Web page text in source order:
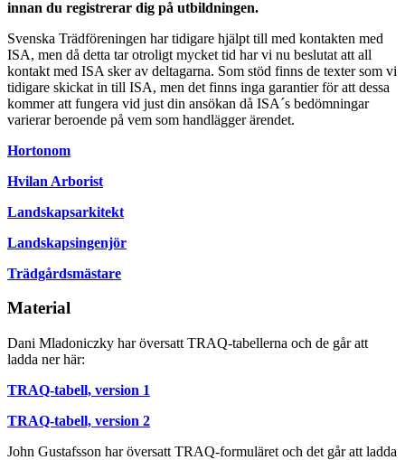
innan du registrerar dig på utbildningen.
Svenska Trädföreningen har tidigare hjälpt till med kontakten med
ISA, men då detta tar otroligt mycket tid har vi nu beslutat att all
kontakt med ISA sker av deltagarna. Som stöd finns de texter som vi
tidigare skickat in till ISA, men det finns inga garantier för att dessa
kommer att fungera vid just din ansökan då ISA´s bedömningar
varierar beroende på vem som handlägger ärendet.
Hortonom
Hvilan Arborist
Landskapsarkitekt
Landskapsingenjör
Trädgårdsmästare
Material
Dani Mladoniczky har översatt TRAQ-tabellerna och de går att
ladda ner här:
TRAQ-tabell, version 1
TRAQ-tabell, version 2
John Gustafsson har översatt TRAQ-formuläret och det går att ladda